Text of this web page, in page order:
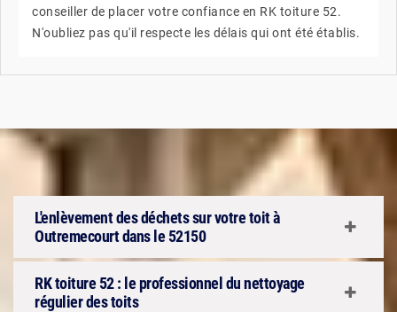
conseiller de placer votre confiance en RK toiture 52.
N'oubliez pas qu'il respecte les délais qui ont été établis.
L'enlèvement des déchets sur votre toit à
Outremecourt dans le 52150
RK toiture 52 : le professionnel du nettoyage
régulier des toits